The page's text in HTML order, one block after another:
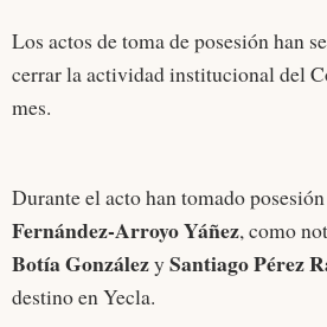
Los actos de toma de posesión han
cerrar la actividad institucional del
mes.
Durante el acto han tomado
Fernández-Arroyo Yáñez, como
Botía GonzálezySantiago Pérez
destino en Yecla.